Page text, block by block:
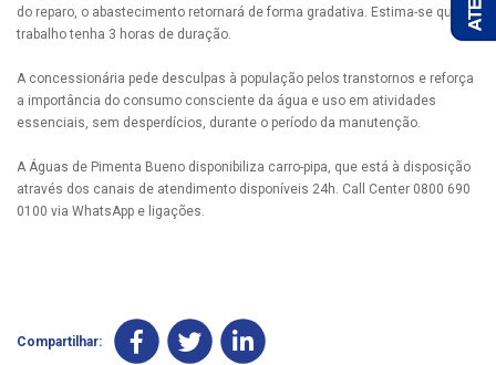
do reparo, o abastecimento retornará de forma gradativa. Estima-se que o
trabalho tenha 3 horas de duração.
A concessionária pede desculpas à população pelos transtornos e reforça
a importância do consumo consciente da água e uso em atividades
essenciais, sem desperdícios, durante o período da manutenção.
A Águas de Pimenta Bueno disponibiliza carro-pipa, que está à disposição
através dos canais de atendimento disponíveis 24h. Call Center 0800 690
0100 via WhatsApp e ligações.
Compartilhar: